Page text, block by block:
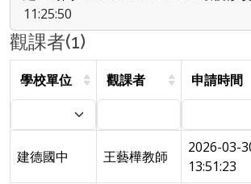
11:25:50
觀課者(1)
學校單位 觀課者 申請時間
建德國中 王藝樺教師
2026-03-
13:51:23